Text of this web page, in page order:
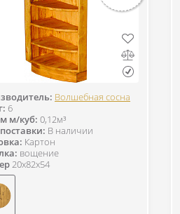
Волшебная сосна
6
м/куб: 0,12м³
В наличии
Картон
вощение
20x82x54